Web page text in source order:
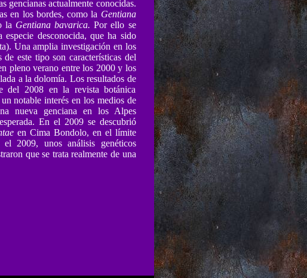
gencianas actualmente conocidas.
en los bordes, como la Gentiana
la Gentiana bavarica. Por ello se
especie desconocida, que ha sido
Una amplia investigación en los
de este tipo son características del
pleno verano entre los 2000 y los
a la dolomía. Los resultados de
del 2008 en la revista botánica
notable interés en los medios de
nueva genciana en los Alpes
En el 2009 se descubrió
en Cima Bondolo, en el límite
2009, unos análisis genéticos
que se trata realmente de una